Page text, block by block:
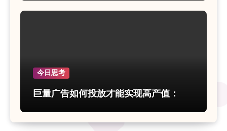
今日思考
巨量广告如何投放才能实现高产值：